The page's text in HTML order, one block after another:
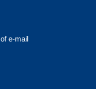
e-mail